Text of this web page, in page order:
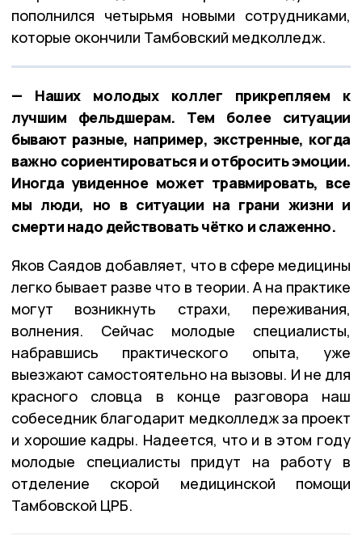
пополнился четырьмя новыми сотрудниками,
которые окончили Тамбовский медколледж.
— Наших молодых коллег прикрепляем к
лучшим фельдшерам. Тем более ситуации
бывают разные, например, экстренные, когда
важно сориентироваться и отбросить эмоции.
Иногда увиденное может травмировать, все
мы люди, но в ситуации на грани жизни и
смерти надо действовать чётко и слаженно.
Яков Саядов добавляет, что в сфере медицины
легко бывает разве что в теории. А на практике
могут возникнуть страхи, переживания,
волнения. Сейчас молодые специалисты,
набравшись практического опыта, уже
выезжают самостоятельно на вызовы. И не для
красного словца в конце разговора наш
собеседник благодарит медколледж за проект
и хорошие кадры. Надеется, что и в этом году
молодые специалисты придут на работу в
отделение скорой медицинской помощи
Тамбовской ЦРБ.